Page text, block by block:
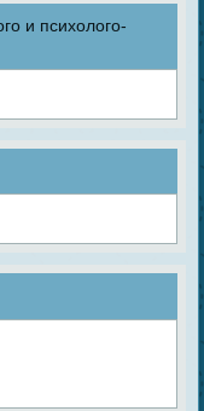
и психолого-